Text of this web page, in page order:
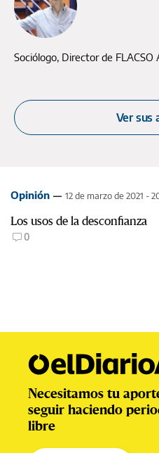
Sociólogo, Director de
Ver sus
Opinión 12 de marzo de 2021 -
Los usos de la desconfianza
0
Necesitamos tu
seguir haciendo
libre